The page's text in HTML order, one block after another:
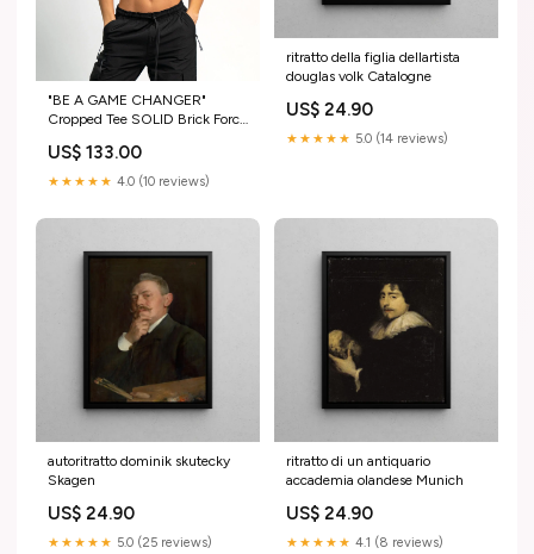
"BE A GAME CHANGER"
Cropped Tee SOLID Brick Force
US$ 133.00
★★★★★ 4.0 (10 reviews)
ritratto della figlia dellartista
douglas volk Catalogne
US$ 24.90
★★★★★ 5.0 (14 reviews)
autoritratto dominik skutecky
Skagen
US$ 24.90
★★★★★ 5.0 (25 reviews)
ritratto di un antiquario
accademia olandese Munich
US$ 24.90
★★★★★ 4.1 (8 reviews)